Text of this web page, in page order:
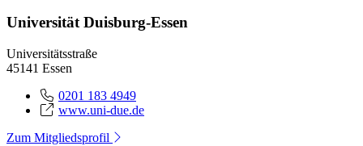
Universität Duisburg-Essen
Universitätsstraße
45141 Essen
0201 183 4949
www.uni-due.de
Zum Mitgliedsprofil